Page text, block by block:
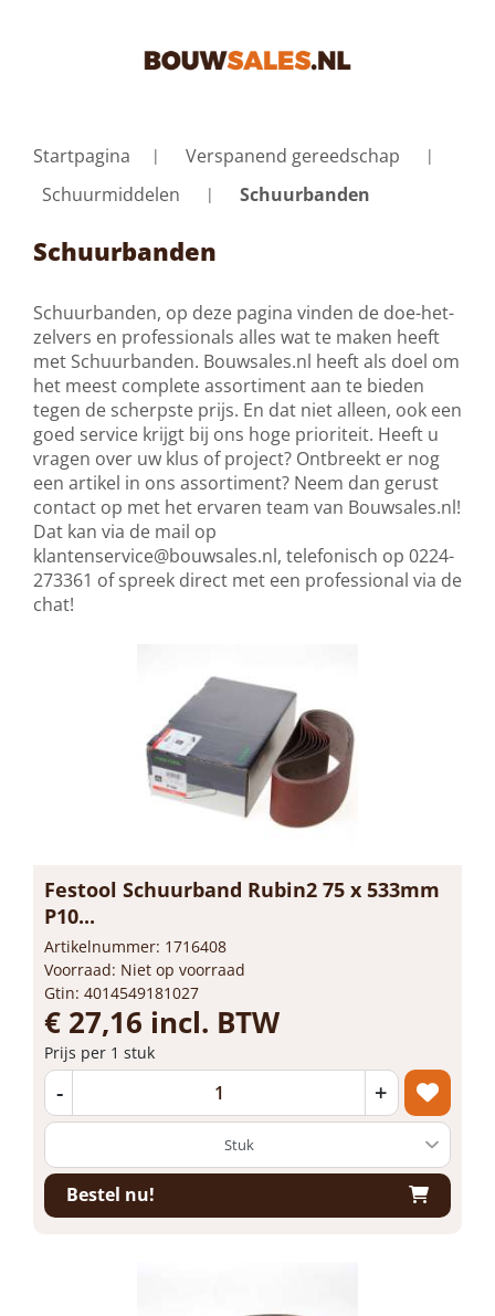
Startpagina
Verspanend gereedschap
Schuurmiddelen
Schuurbanden
Schuurbanden
Schuurbanden, op deze pagina vinden de doe-het-
zelvers en professionals alles wat te maken heeft
met Schuurbanden. Bouwsales.nl heeft als doel om
het meest complete assortiment aan te bieden
tegen de scherpste prijs. En dat niet alleen, ook een
goed service krijgt bij ons hoge prioriteit. Heeft u
vragen over uw klus of project? Ontbreekt er nog
een artikel in ons assortiment? Neem dan gerust
contact op met het ervaren team van Bouwsales.nl!
Dat kan via de mail op
klantenservice@bouwsales.nl, telefonisch op 0224-
273361 of spreek direct met een professional via de
chat!
Festool Schuurband Rubin2 75 x 533mm
P10...
Artikelnummer: 1716408
Voorraad: Niet op voorraad
Gtin: 4014549181027
€ 27,16 incl. BTW
Prijs per 1 stuk
- +
Bestel nu!